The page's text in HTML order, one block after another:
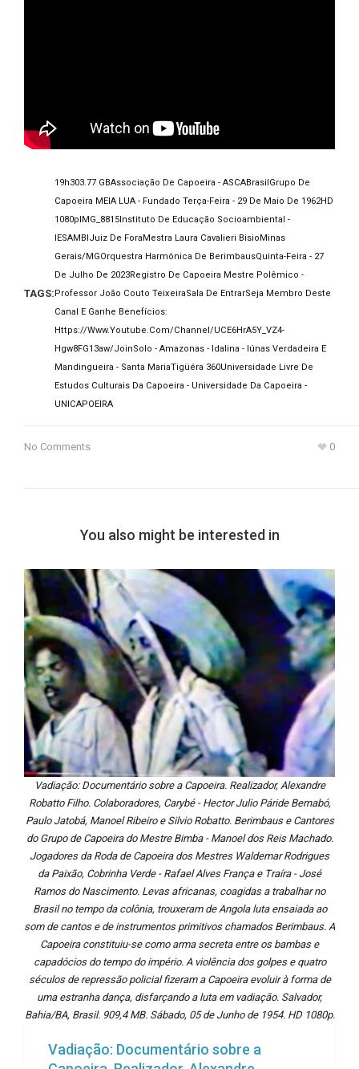
TAGS:
19h303.77 GBAssociação De Capoeira - ASCABrasil Grupo De
Capoeira MEIA LUA - Fundado Terça-Feira - 29 De Maio De 1962HD
1080p IMG_8815 Instituto De Educação Socioambiental -
IESAMBI Juiz De Fora Mestra Laura Cavalieri Bisio Minas
Gerais/MGOrquestra Harmônica De BerimbausQuinta-Feira - 27
De Julho De 2023Registro De Capoeira Mestre Polêmico -
Professor João Couto TeixeiraSala De EntrarSeja Membro Deste
Canal E Ganhe Benefícios:
Https://www.youtube.com/channel/UCE6HrA5Y_VZ4-
Hgw8FG13aw/joinSolo - Amazonas - Idalina - Iúnas Verdadeira E
Mandingueira - Santa MariaTigüéra 360Universidade Livre De
Estudos Culturais Da Capoeira - Universidade Da Capoeira -
UNICAPOEIRA
No Comments 0
You also might be interested in
Vadiação: Documentário sobre a Capoeira. Realizador, Alexandre
Robatto Filho. Colaboradores, Carybé - Hector Julio Páride Bernabó,
Paulo Jatobá, Manoel Ribeiro e Silvio Robatto. Berimbaus e Cantores
do Grupo de Capoeira do Mestre Bimba - Manoel dos Reis Machado.
Jogadores da Roda de Capoeira dos Mestres Waldemar Rodrigues
da Paixão, Cobrinha Verde - Rafael Alves França e Traíra - José
Ramos do Nascimento. Levas africanas, coagidas a trabalhar no
Brasil no tempo da colônia, trouxeram de Angola luta ensaiada ao
som de cantos e de instrumentos primitivos chamados Berimbaus. A
Capoeira constituiu-se como arma secreta entre os bambas e
capadócios do tempo do império. A violência dos golpes e quatro
séculos de repressão policial fizeram a Capoeira evoluir à forma de
uma estranha dança, disfarçando a luta em vadiação. Salvador,
Bahia/BA, Brasil. 909,4 MB. Sábado, 05 de Junho de 1954. HD 1080p.
Vadiação: Documentário sobre a